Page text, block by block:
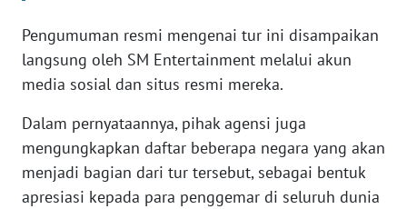
Pengumuman resmi mengenai tur ini disampaikan
langsung oleh SM Entertainment melalui akun
media sosial dan situs resmi mereka.
Dalam pernyataannya, pihak agensi juga
mengungkapkan daftar beberapa negara yang akan
menjadi bagian dari tur tersebut, sebagai bentuk
apresiasi kepada para penggemar di seluruh dunia
WN
NTT
KEPRI
WN
PAPUA